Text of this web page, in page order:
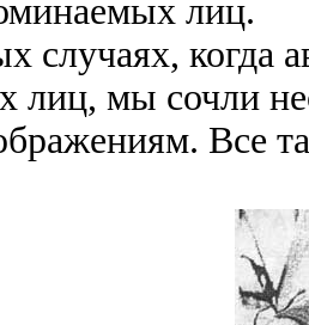
лиц.
случаях, когда
лиц, мы сочли
Все